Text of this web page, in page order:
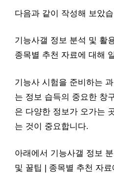
다음과 같이 작성해 보았
기능사갤 정보 분석 및 활
종목별 추천 자료에 대해
기능사 시험을 준비하는
는 정보 습득의 중요한 창
은 다양한 정보가 오가는
는 것이 중요합니다.
아래에서 기능사갤 정보
및 꿀팁 | 종목별 추천 자